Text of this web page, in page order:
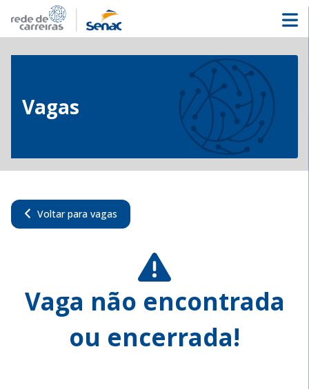
Vagas
Voltar para vagas
Vaga não encontrada
ou encerrada!